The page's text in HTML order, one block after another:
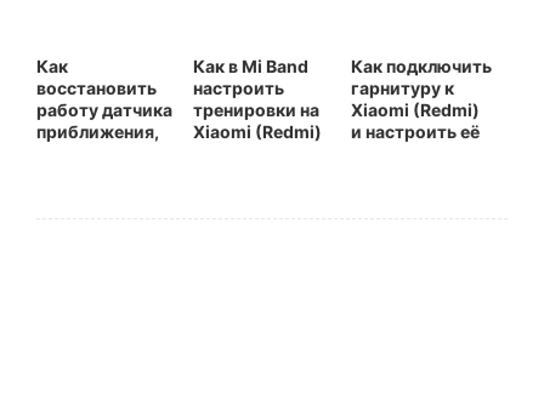
Как
восстановить
работу датчика
приближения,
Redmi 8 и
Как в Mi Band
настроить
тренировки на
Xiaomi (Redmi)
Как подключить
гарнитуру к
Xiaomi (Redmi)
и настроить её